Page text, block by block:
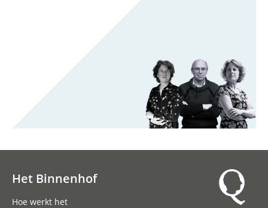
Het Binnenhof
Hoe werkt het